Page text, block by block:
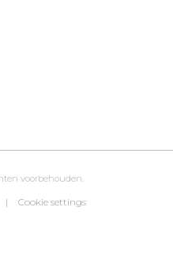
voorbehouden.
| Cookie settings